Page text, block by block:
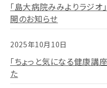
「島大病院みみよりラジ
開のお知らせ
2025年10月10日
「ちょっと気になる健康講
た